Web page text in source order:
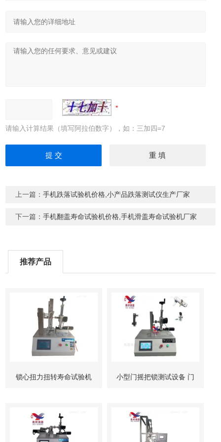
请输入计算结果（填写阿拉伯数字），如：三加四=7
上一篇：手机跌落试验机价格,小产品跌落测试仪生产厂家
下一篇：手机翻盖寿命试验机价格,手机滑盖寿命试验机厂家
推荐产品
锁心扭力扭转寿命试验机 小型门摇把锁测试设备 门